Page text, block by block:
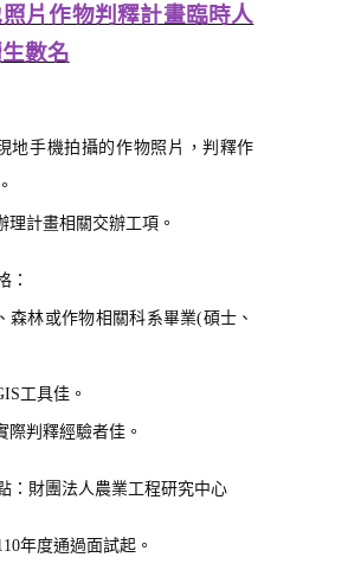
片作物判釋計畫臨時人
數名
地手機拍攝的作物照片，判釋作
理計畫相關交辦工項。
：
森林或作物相關科系畢業(碩士、
工具佳。
際判釋經驗者佳。
：財團法人農業工程研究中心
年度通過面試起。